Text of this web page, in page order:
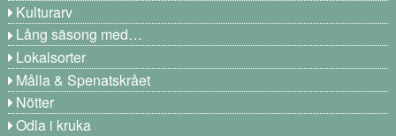
Kulturarv
Lång säsong med…
Lokalsorter
Målla & Spenatskrået
Nötter
Odla i kruka